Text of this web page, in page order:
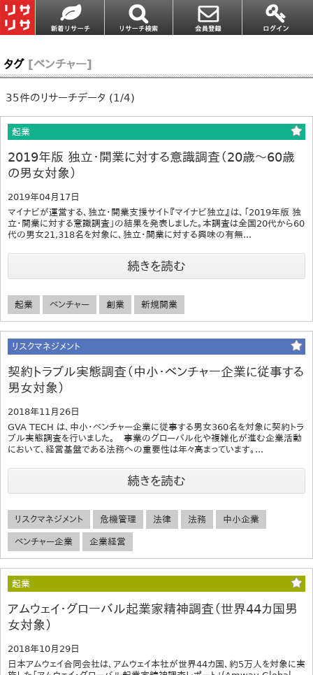
タグ [ベンチャー]
35件のリサーチデータ (1/4)
起業
2019年版 独立・開業に対する意識調査（20歳～60歳
の男女対象）
2019年04月17日
マイナビが運営する、独立・開業支援サイト『マイナビ独立』は、「2019年版 独
立・開業に対する意識調査」の結果を発表しました。本調査は全国20代から60
代の男女21,318名を対象に、独立・開業に対する興味の有無...
続きを読む
起業 ベンチャー 創業 新規開業
リスクマネジメント
契約トラブル実態調査（中小・ベンチャー企業に従事する
男女対象）
2018年11月26日
GVA TECH は、中小・ベンチャー企業に従事する男女360名を対象に契約トラ
ブル実態調査を行いました。 事業のグローバル化や複雑化が進む企業活動
において、経営基盤である法務への重要性は年々高まっています。...
続きを読む
リスクマネジメント 危機管理 法律 法務 中小企業
ベンチャー企業 企業経営
起業
アムウェイ・グローバル起業家精神調査（世界44カ国男
女対象）
2018年10月29日
日本アムウェイ合同会社は、アムウェイ本社が世界44カ国、約5万人を対象に実